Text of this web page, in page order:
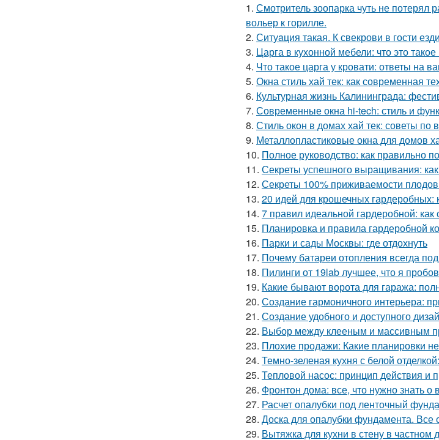
1. Смотритель зоопарка чуть не потерял
вольер к горилле.
2. Ситуaция такая. К свекрови в гости
3. Царга в кухонной мебели: что это
4. Что такое царга у кровати: ответы на
5. Окна стиль хай тек: как современная
6. Культурная жизнь Калининграда:
7. Современные окна hi-tech: стиль и
8. Стиль окон в домах хай тек: советы по
9. Металлопластиковые окна для домов
10. Полное руководство: как правильно
11. Секреты успешного выращивания:
12. Секреты 100% приживаемости
13. 20 идей для крошечных гардеробных:
14. 7 правил идеальной гардеробной: как
15. Планировка и правила гардеробной
16. Парки и сады Москвы: где отдохнуть
17. Почему батареи отопления всегда
18. Пилинги от 19lab лучшее, что я
19. Какие бывают ворота для гаража:
20. Создание гармоничного интерьера:
21. Создание удобного и доступного
22. Выбор между клееным и массивным
23. Плохие продажи: Какие планировки
24. Темно-зеленая кухня с белой
25. Тепловой насос: принцип действия и
26. Фронтон дома: все, что нужно знать
27. Расчет опалубки под ленточный
28. Доска для опалубки фундамента. Все
29. Вытяжка для кухни в стену в